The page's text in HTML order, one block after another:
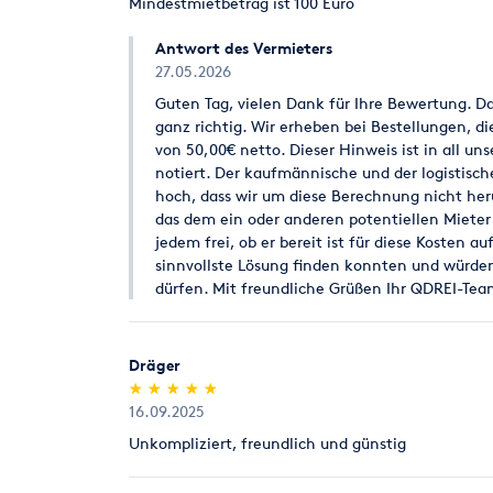
Antwort des Vermieters
27.05.2026
Guten Tag, vielen Dank für Ihre Bewertung.
ganz richtig. Wir erheben bei Bestellungen,
von 50,00€ netto. Dieser Hinweis ist in all
notiert. Der kaufmännische und der
hoch, dass wir um diese Berechnung nicht
das dem ein oder anderen potentiellen
jedem frei, ob er bereit ist für diese Kosten
sinnvollste Lösung finden konnten und
dürfen. Mit freundliche Grüßen Ihr QDREI-
Dräger
(*)
★
★
(*) ★
★
(*) ★
★
(*) ★
★
(*) ★
★
16.09.2025
Unkompliziert, freundlich und günstig